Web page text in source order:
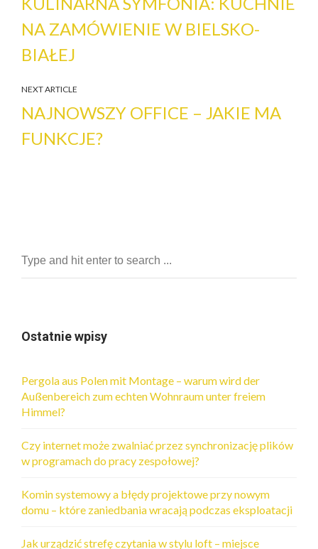
NA ZAMÓWIENIE W BIELSKO-
BIAŁEJ
NEXT ARTICLE
NAJNOWSZY OFFICE – JAKIE MA
FUNKCJE?
Ostatnie wpisy
Pergola aus Polen mit Montage – warum wird der
Außenbereich zum echten Wohnraum unter freiem
Himmel?
Czy internet może zwalniać przez synchronizację plików
w programach do pracy zespołowej?
Komin systemowy a błędy projektowe przy nowym
domu – które zaniedbania wracają podczas eksploatacji
Jak urządzić strefę czytania w stylu loft – miejsce